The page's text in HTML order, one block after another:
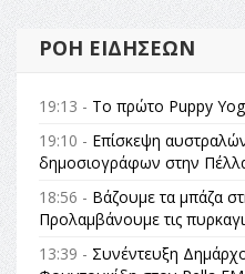
ΡΟΉ ΕΙΔΉΣΕΩΝ
19:13 - Το πρώτο Puppy
19:10 - Επίσκεψη
δημοσιογράφων στην
18:56 - Βάζουμε τα μπάζα
Προλαμβάνουμε τις
13:39 - Συνέντευξη